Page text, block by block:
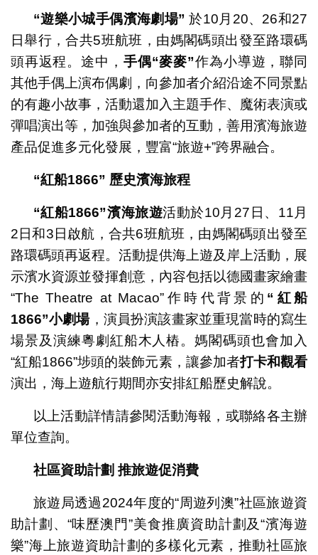
“遊樂小城手偶濱海劇場” 於10月20、26和27
日舉行，合共5班航班，由媽閣碼頭出發至路環碼
頭再返程。途中， 手偶“麥麥”作為小導遊，聯同
其他手偶上演布偶劇，向參加者介紹沿途不同景點
的有趣小故事，活動還加入主題手作、魔術表演或
彈唱演出等，加強與參加者的互動，善用濱海旅遊
產品促進多元化發展，豐富“旅遊+”跨界融合。
“紅船1866” 歷史濱海旅程
“紅船1866”濱海旅遊活動於10月27日、11月
2日和3日啟航，合共6班航班，由媽閣碼頭出發至
路環碼頭再返程。活動提供海上遊及岸上活動，展
示濱水資源並發揮創意，內容包括以德國畫家繪畫
“The Theatre at Macao”作時代背景的 “紅船
1866”小劇場，演員扮演該畫家並重現當時的寫生
場景及演練粵劇紅船木人樁。媽閣碼頭也會加入
“紅船1866”埗頭的裝飾元素，讓參加者打卡和觀看
演出，海上遊航行期間亦安排紅船歷史解說。
以上活動詳情請參閱活動海報，或聯絡各主辦
單位查詢。
社區資助計劃 推旅遊促消費
旅遊局透過2024年度的“周遊列澳”社區旅遊資
助計劃、“味歷澳門”美食推廣資助計劃及“濱海遊
樂”海上旅遊資助計劃的多樣化元素，推動社區旅